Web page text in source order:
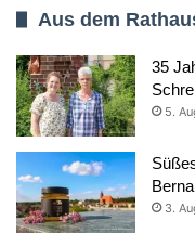
Aus dem
35
5.
3.